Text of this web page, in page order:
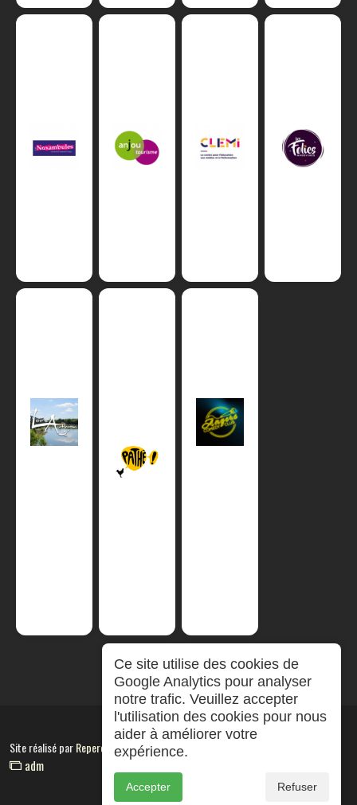
Site réalisé parRepereCom
adm
Ce site utilise des cookies de
Google Analytics pour analyser
notre trafic. Veuillez accepter
l'utilisation des cookies pour nous
aider à améliorer votre
expérience.
Accepter Refuser